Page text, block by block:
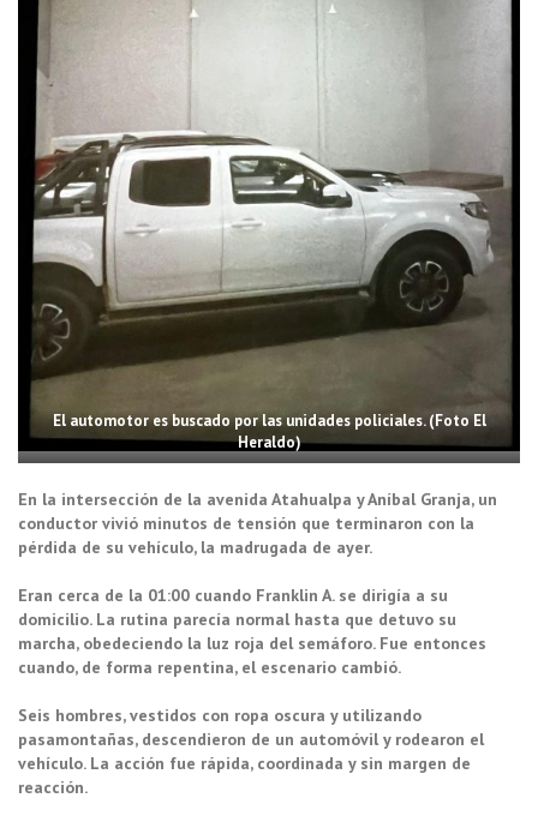
El automotor es buscado por las unidades policiales. (Foto El
Heraldo)
En la intersección de la avenida Atahualpa y Aníbal Granja, un
conductor vivió minutos de tensión que terminaron con la
pérdida de su vehículo, la madrugada de ayer.
Eran cerca de la 01:00 cuando Franklin A. se dirigía a su
domicilio. La rutina parecía normal hasta que detuvo su
marcha, obedeciendo la luz roja del semáforo. Fue entonces
cuando, de forma repentina, el escenario cambió.
Seis hombres, vestidos con ropa oscura y utilizando
pasamontañas, descendieron de un automóvil y rodearon el
vehículo. La acción fue rápida, coordinada y sin margen de
reacción.